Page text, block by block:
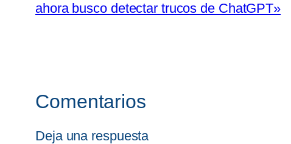
ahora busco detectar trucos de ChatGPT»
Comentarios
Deja una respuesta